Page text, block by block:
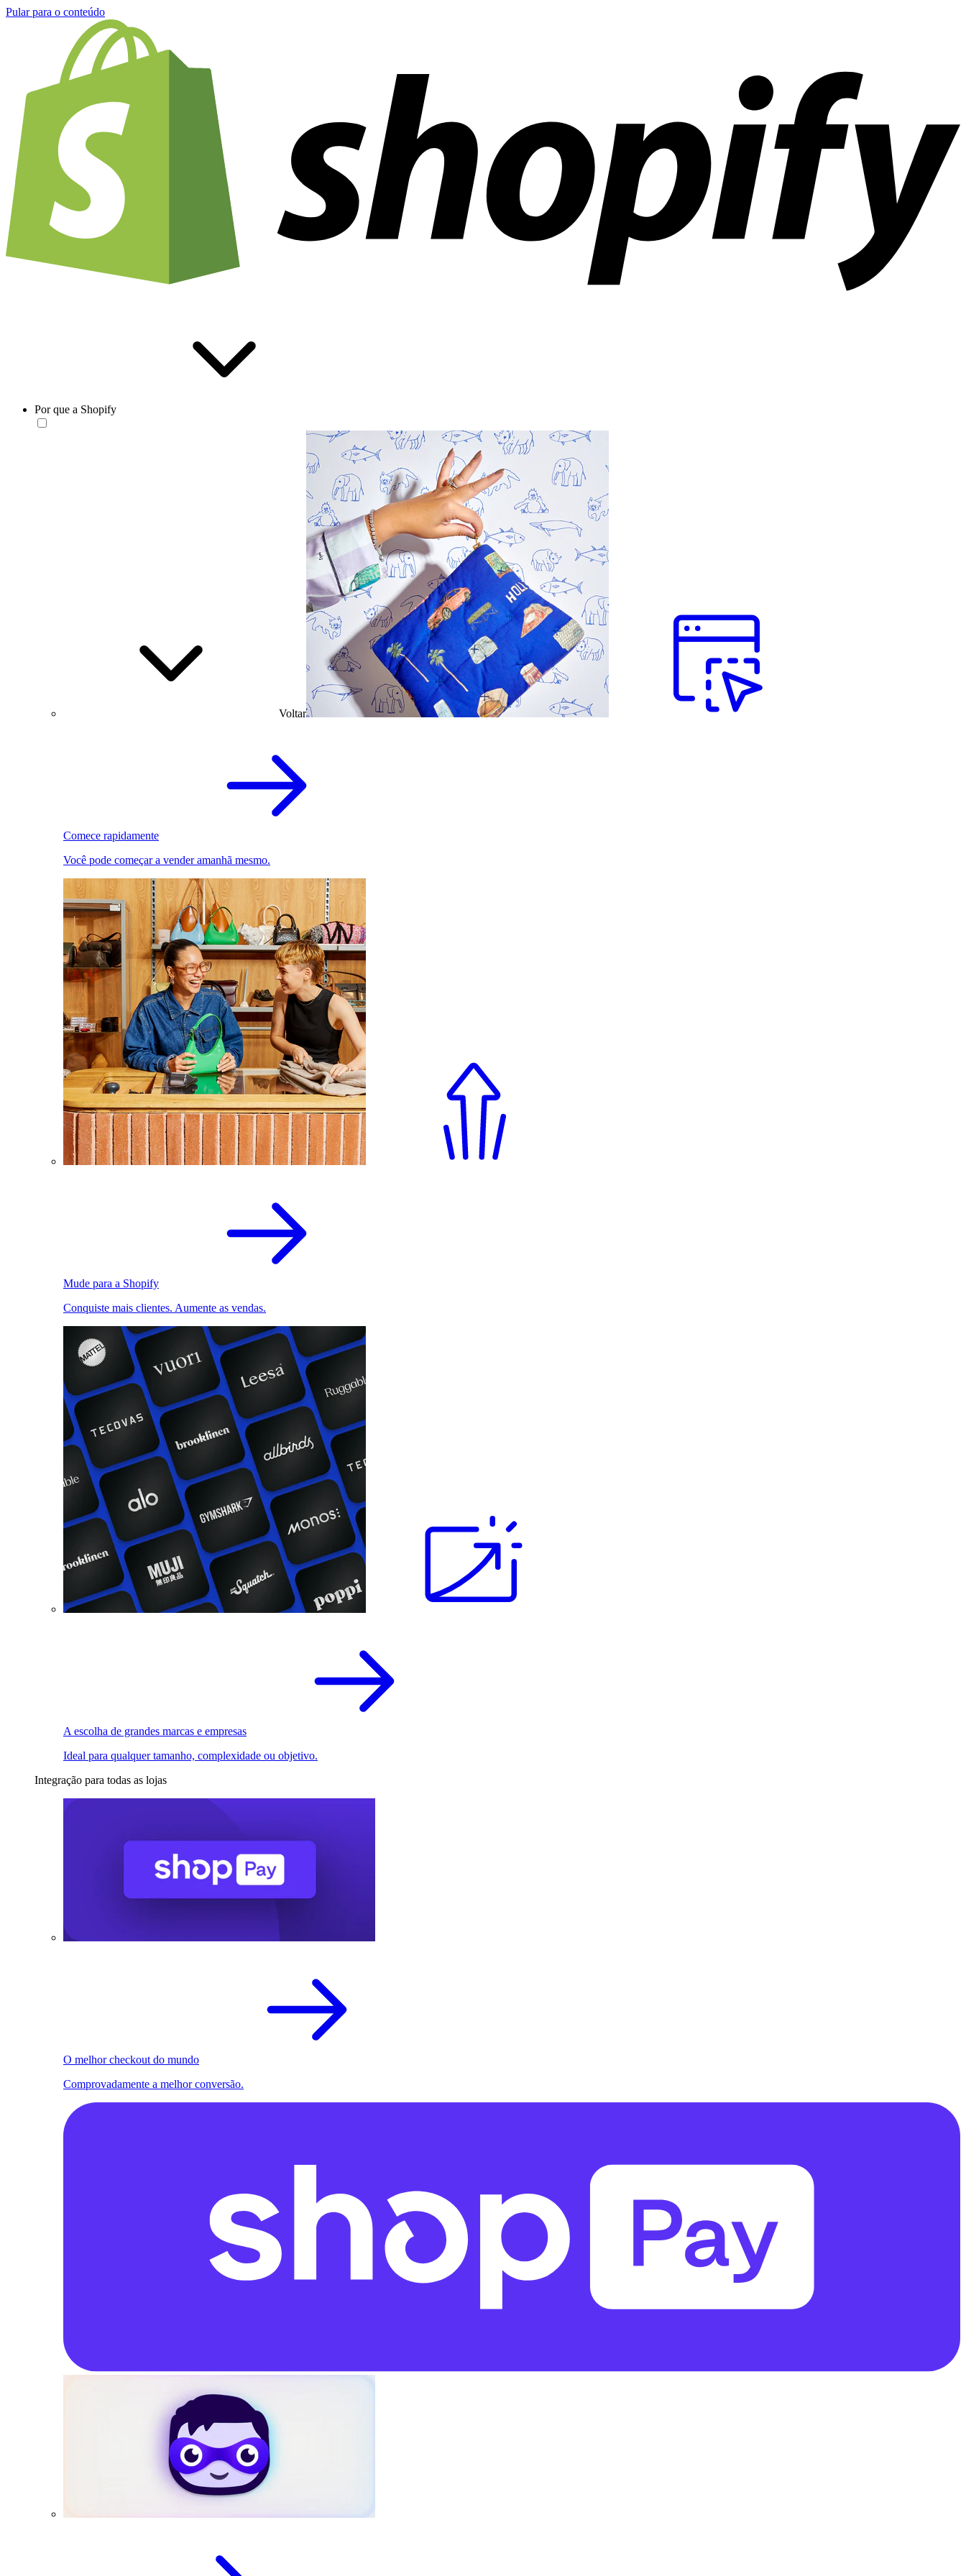
Pular para o conteúdo
Por que a Shopify
Voltar
Comece rapidamente
Você pode começar a vender amanhã mesmo.
Mude para a Shopify
Conquiste mais clientes. Aumente as vendas.
A escolha de grandes marcas e empresas
Ideal para qualquer tamanho, complexidade ou objetivo.
Integração para todas as lojas
O melhor checkout do mundo
Comprovadamente a melhor conversão.